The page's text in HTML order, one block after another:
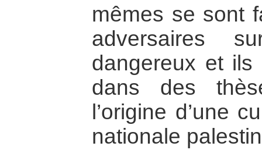
mêmes se sont
adversaires
dangereux et
dans des
l’origine d’une
nationale